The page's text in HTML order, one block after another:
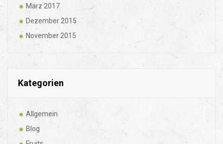
März 2017
Dezember 2015
November 2015
Kategorien
Allgemein
Blog